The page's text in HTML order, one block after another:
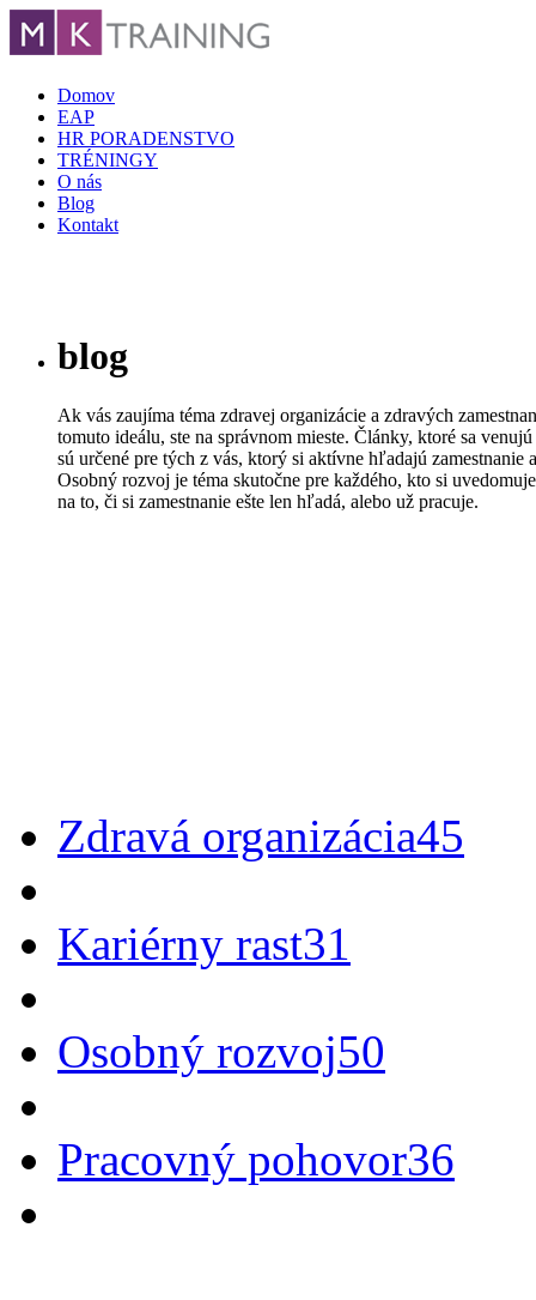
Domov
EAP
HR PORADENSTVO
TRÉNINGY
O nás
Blog
Kontakt
blog
Ak vás zaujíma téma zdravej organizácie a zdravých
tomuto ideálu, ste na správnom mieste. Články, ktoré sa
sú určené pre tých z vás, ktorý si aktívne hľadajú zamestnanie
Osobný rozvoj je téma skutočne pre každého, kto si
na to, či si zamestnanie ešte len hľadá, alebo už pracuje.
Zdravá organizácia45
Kariérny rast31
Osobný rozvoj50
Pracovný pohovor36